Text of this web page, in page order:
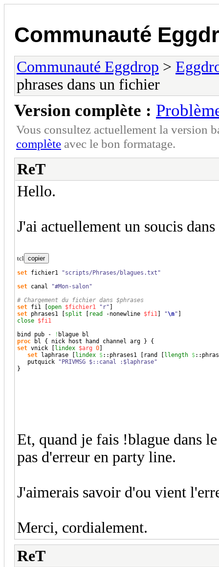
Communauté
Communauté Eggdrop >
phrases dans un fichier
Version complète :
Vous consultez actuellement la version
complète avec le bon formatage.
ReT
Hello.
J'ai actuellement un soucis
tcl copier
set fichier1
"scripts/Phrases/blagues.txt"
set canal
"#Mon-salon"
# Chargement du fichier dans $phrases
set fi1 [open $fichier1 "r" ]
set phrases1 [split [ read -nonewline $fi1] "\n" ]
close $fi1
bind pub -
!
proc bl { nick host hand channel arg }
{
set vnick [lindex $arg 0]
set laphrase [lindex $:: phrases1 [ rand [llength $::
   putquick
"PRIVMSG $::canal :$laphrase"
}
Et, quand je fais !blague dans
pas d'erreur en party line.
J'aimerais savoir d'ou vient
Merci, cordialement.
ReT